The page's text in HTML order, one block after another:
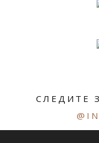
СЛЕДИТЕ